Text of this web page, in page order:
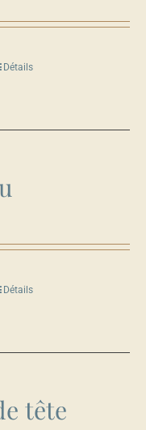
Détails
Détails
tête